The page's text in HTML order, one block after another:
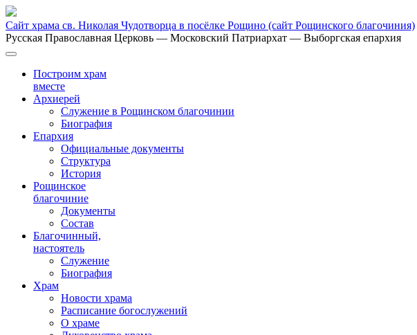
Сайт храма св. Николая Чудотворца в посёлке Рощино (сайт Рощинского благочиния)
Русская Православная Церковь — Московский Патриархат — Выборгская епархия
Построим храм
вместе
Архиерей
Служение в Рощинском благочинии
Биография
Епархия
Официальные документы
Структура
История
Рощинское
благочиние
Документы
Состав
Благочинный,
настоятель
Служение
Биография
Храм
Новости храма
Расписание богослужений
О храме